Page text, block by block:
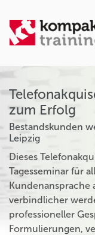
zum Erfolg
Bestandskunden
Leipzig
Dieses
Tagesseminar für
Kundenansprache
verbindlicher
professioneller
Formulierungen,